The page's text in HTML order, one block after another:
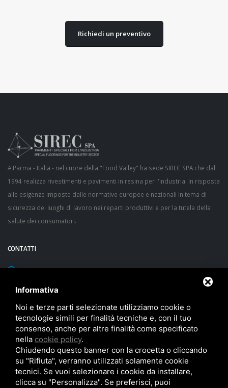
Richiedi un preventivo
A Parma - Italia - nel cuore della "Food Valley" ha sede SIREC SPA che dal
1994 realizza rivestimenti e pavimenti in resina per l'industria. In risposta
alle esigenze imposte dalle normative europee e nazionali in tema di
sicurezza dei luoghi di lavoro nei reparti produttivi e per la tutela della
salute dei consumatori.
CONTATTI
via Sacca, 60/1 43052 Colorno (Parma) - ITALY
Latitudine 44° 57' 40" N - Longitudine 10° 22' 53" E - Altezza 20 m
TEL: +39 0521 312593
FAX: +39 0521 312596
sirec@sirec.it
Informativa
Noi e terze parti selezionate utilizziamo cookie o
tecnologie simili per finalità tecniche e, con il tuo
consenso, anche per altre finalità come specificato
nella cookie policy.
Chiudendo questo banner con la crocetta o cliccando
su "Rifiuta", verranno utilizzati solamente cookie
tecnici. Se vuoi selezionare i cookie da installare,
clicca su "Personalizza". Se preferisci, puoi